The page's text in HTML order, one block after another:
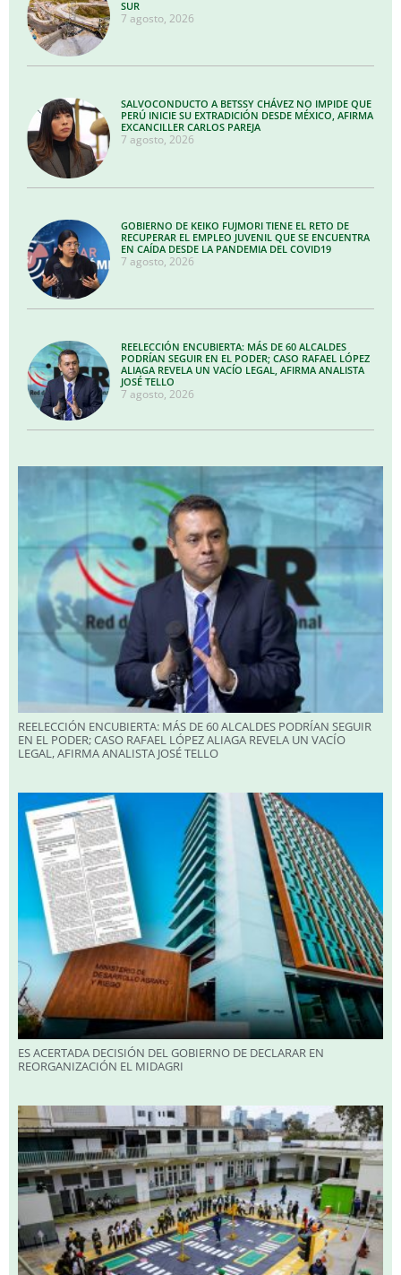
SUR
7 agosto, 2026
SALVOCONDUCTO A BETSSY CHÁVEZ NO IMPIDE QUE
PERÚ INICIE SU EXTRADICIÓN DESDE MÉXICO, AFIRMA
EXCANCILLER CARLOS PAREJA
7 agosto, 2026
GOBIERNO DE KEIKO FUJMORI TIENE EL RETO DE
RECUPERAR EL EMPLEO JUVENIL QUE SE ENCUENTRA
EN CAÍDA DESDE LA PANDEMIA DEL COVID19
7 agosto, 2026
REELECCIÓN ENCUBIERTA: MÁS DE 60 ALCALDES
PODRÍAN SEGUIR EN EL PODER; CASO RAFAEL LÓPEZ
ALIAGA REVELA UN VACÍO LEGAL, AFIRMA ANALISTA
JOSÉ TELLO
7 agosto, 2026
REELECCIÓN ENCUBIERTA: MÁS DE 60 ALCALDES PODRÍAN SEGUIR
EN EL PODER; CASO RAFAEL LÓPEZ ALIAGA REVELA UN VACÍO
LEGAL, AFIRMA ANALISTA JOSÉ TELLO
ES ACERTADA DECISIÓN DEL GOBIERNO DE DECLARAR EN
REORGANIZACIÓN EL MIDAGRI